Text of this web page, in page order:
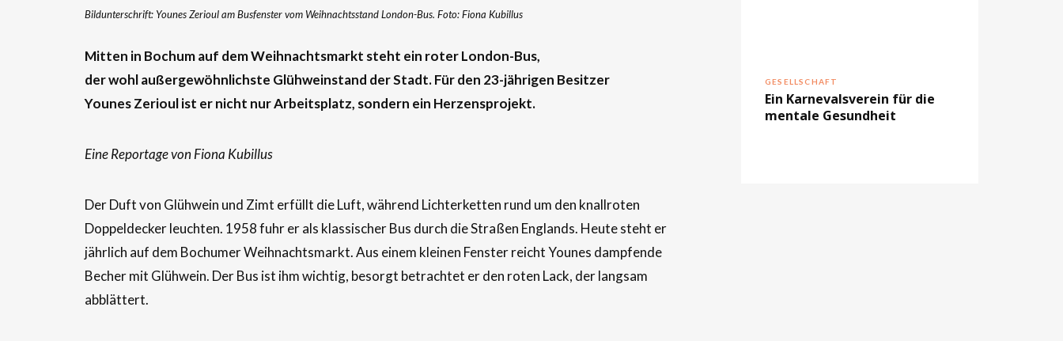
Bildunterschrift: Younes Zerioul am Busfenster vom Weihnachtsstand London-Bus. Foto: Fiona Kubillus
Mitten in Bochum auf dem Weihnachtsmarkt steht ein roter London-Bus,
derwohlaußergewöhnlichste Glühweinstand der Stadt. Für den 23-jährigen Besitzer
YounesZerioulist er nicht nur Arbeitsplatz, sondern ein Herzensprojekt.
Eine Reportage von Fiona Kubillus
Der Duft von Glühwein und Zimt erfüllt die Luft, während Lichterketten rund um den knallroten
Doppeldecker leuchten. 1958 fuhr er als klassischer Bus durch die Straßen Englands. Heute steht er
jährlich auf dem Bochumer Weihnachtsmarkt. Aus einem kleinen Fenster reicht Younes dampfende
Becher mit Glühwein. Der Bus ist ihm wichtig, besorgt betrachtet er den roten Lack, der langsam
abblättert.
GESELLSCHAFT
Ein Karnevalsverein für die
mentale Gesundheit